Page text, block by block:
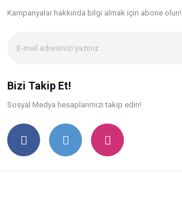
Kampanyalar hakkında bilgi almak için abone olun!
Bizi Takip Et!
Sosyal Medya hesaplarımızı takip edin!